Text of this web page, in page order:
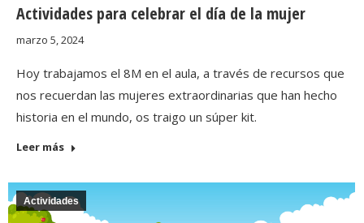
Actividades para celebrar el día de la mujer
marzo 5, 2024
Hoy trabajamos el 8M en el aula, a través de recursos que
nos recuerdan las mujeres extraordinarias que han hecho
historia en el mundo, os traigo un súper kit.
Leer más
Actividades